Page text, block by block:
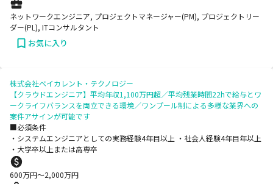
ネットワークエンジニア, プロジェクトマネージャー(PM), プロジェクトリー
ダー(PL), ITコンサルタント
お気に入り
株式会社ベイカレント・テクノロジー
【クラウドエンジニア】平均年収1,100万円超／平均残業時間22hで給与とワ
ークライフバランスを両立できる環境／ワンプール制による多様な業界への
案件アサインが可能です
■必須条件
・システムエンジニアとしての実務経験4年目以上 ・社会人経験4年目年以上
・大学卒以上または高専卒
600万円〜2,000万円